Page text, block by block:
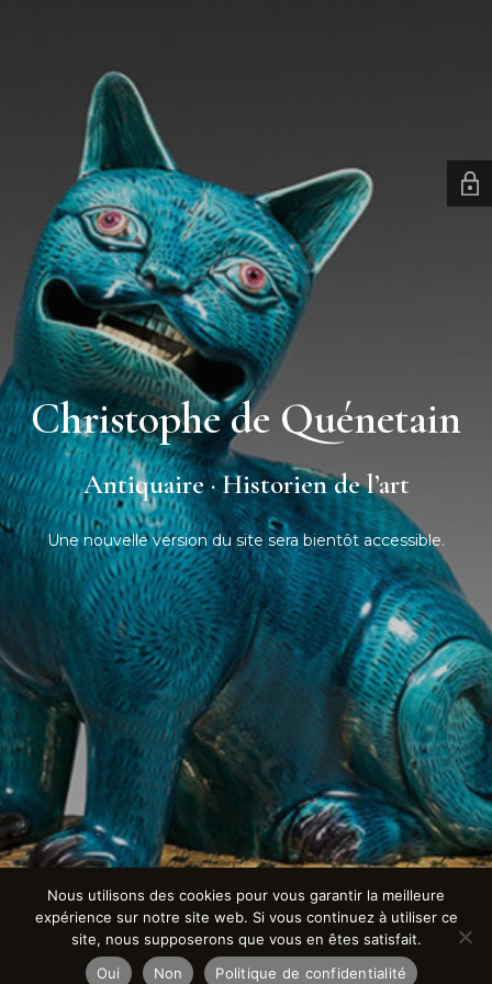
Christophe de Quénetain
Antiquaire · Historien de l’art
Une nouvelle version du site sera bientôt accessible.
Nous utilisons des cookies pour vous garantir la meilleure
expérience sur notre site web. Si vous continuez à utiliser ce
site, nous supposerons que vous en êtes satisfait.
Oui
Non Politique de confidentialité